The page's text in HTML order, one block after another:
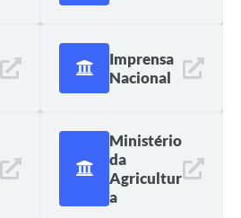
Imprensa
Nacional
Ministério
da
Agricultur
a